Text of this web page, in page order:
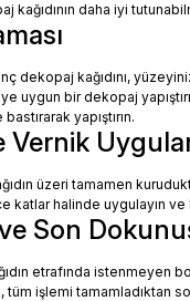
kağıdının daha iyi
dekopaj kağıdını,
uygun bir dekopaj
yapıştırın.
Vernik
üzeri tamamen
katlar halinde uygulayın ve
Son
etrafında istenmeyen
tüm işlemi tamamladıktan